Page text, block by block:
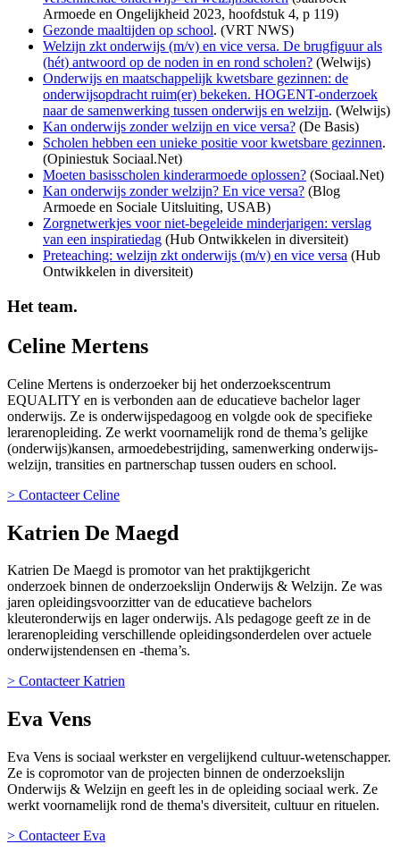
Armoede en Ongelijkheid 2023, hoofdstuk 4, p 119)
Gezonde maaltijden op school. (VRT NWS)
Welzijn zkt onderwijs (m/v) en vice versa. De brugfiguur als
(hét) antwoord op de noden in en rond scholen? (Welwijs)
Onderwijs en maatschappelijk kwetsbare gezinnen: de
onderwijsopdracht ruim(er) bekeken. HOGENT-onderzoek
naar de samenwerking tussen onderwijs en welzijn. (Welwijs)
Kan onderwijs zonder welzijn en vice versa? (De Basis)
Scholen hebben een unieke positie voor kwetsbare gezinnen.
(Opiniestuk Sociaal.Net)
Moeten basisscholen kinderarmoede oplossen? (Sociaal.Net)
Kan onderwijs zonder welzijn? En vice versa? (Blog
Armoede en Sociale Uitsluiting, USAB)
Zorgnetwerkjes voor niet-begeleide minderjarigen: verslag
van een inspiratiedag (Hub Ontwikkelen in diversiteit)
Preteaching: welzijn zkt onderwijs (m/v) en vice versa (Hub
Ontwikkelen in diversiteit)
Het team.
Celine Mertens
Celine Mertens is onderzoeker bij het onderzoekscentrum
EQUALITY en is verbonden aan de educatieve bachelor lager
onderwijs. Ze is onderwijspedagoog en volgde ook de specifieke
lerarenopleiding. Ze werkt voornamelijk rond de thema’s gelijke
(onderwijs)kansen, armoedebestrijding, samenwerking onderwijs-
welzijn, transities en partnerschap tussen ouders en school.
> Contacteer Celine
Katrien De Maegd
Katrien De Maegd is promotor van het praktijkgericht
onderzoek binnen de onderzoekslijn Onderwijs & Welzijn. Ze was
jaren opleidingsvoorzitter van de educatieve bachelors
kleuteronderwijs en lager onderwijs. Als pedagoge geeft ze in de
lerarenopleiding verschillende opleidingsonderdelen over actuele
onderwijstendensen en -thema’s.
> Contacteer Katrien
Eva Vens
Eva Vens is sociaal werkster en vergelijkend cultuur-wetenschapper.
Ze is copromotor van de projecten binnen de onderzoekslijn
Onderwijs & Welzijn en geeft les in de opleiding sociaal werk. Ze
werkt voornamelijk rond de thema's diversiteit, cultuur en rituelen.
> Contacteer Eva